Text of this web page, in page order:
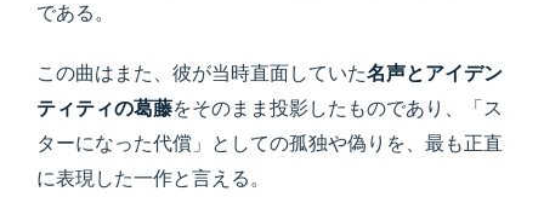
である。
この曲はまた、彼が当時直面していた名声とアイデン
ティティの葛藤をそのまま投影したものであり、「ス
ターになった代償」としての孤独や偽りを、最も正直
に表現した一作と言える。